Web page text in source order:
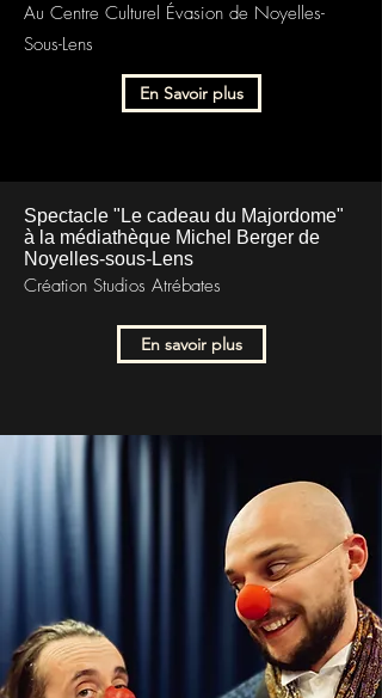
Au Centre Culturel Évasion de Noyelles-
Sous-Lens
En Savoir plus
Spectacle "Le cadeau du Majordome"
à la médiathèque Michel Berger de
Noyelles-sous-Lens
Création Studios Atrébates
En savoir plus